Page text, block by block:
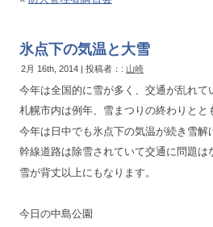
氷点下の気温と大雪
2月 16th, 2014 | 投稿者：: 山崎
今年は全国的に雪が多く、交通が乱れて
札幌市内は例年、雪まつりの終わりとと
今年は日中でも氷点下の気温が続き雪解
幹線道路は除雪されていて交通に問題は
雪が背丈以上にもなります。
今日の中島公園